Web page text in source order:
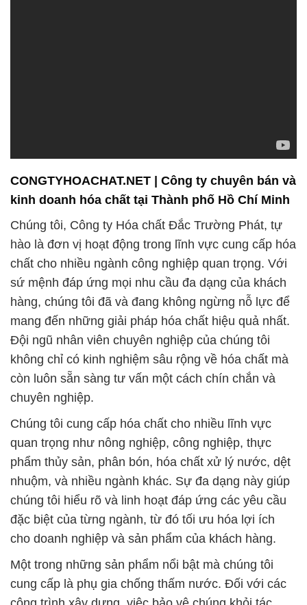
Chúng tôi, Công ty Hóa chất Đắc Trường Phát, tự
hào là đơn vị hoạt động trong lĩnh vực cung cấp hóa
chất cho nhiều ngành công nghiệp quan trọng. Với
sứ mệnh đáp ứng mọi nhu cầu đa dạng của khách
hàng, chúng tôi đã và đang không ngừng nỗ lực để
mang đến những giải pháp hóa chất hiệu quả nhất.
Đội ngũ nhân viên chuyên nghiệp của chúng tôi
không chỉ có kinh nghiệm sâu rộng về hóa chất mà
còn luôn sẵn sàng tư vấn một cách chín chắn và
chuyên nghiệp.
Chúng tôi cung cấp hóa chất cho nhiều lĩnh vực
quan trọng như nông nghiệp, công nghiệp, thực
phẩm thủy sản, phân bón, hóa chất xử lý nước, dệt
nhuộm, và nhiều ngành khác. Sự đa dạng này giúp
chúng tôi hiểu rõ và linh hoạt đáp ứng các yêu cầu
đặc biệt của từng ngành, từ đó tối ưu hóa lợi ích
cho doanh nghiệp và sản phẩm của khách hàng.
Một trong những sản phẩm nổi bật mà chúng tôi
cung cấp là phụ gia chống thấm nước. Đối với các
công trình xây dựng, việc bảo vệ chúng khỏi tác
động của thời tiết và môi trường là vô cùng quan
trọng. Chính vì vậy, chúng tôi cam kết cung cấp các
sản phẩm chống thấm nước chất lượng cao, giúp
tạo ra lớp vật lý hoặc hóa học chống thấm tuyệt đối.